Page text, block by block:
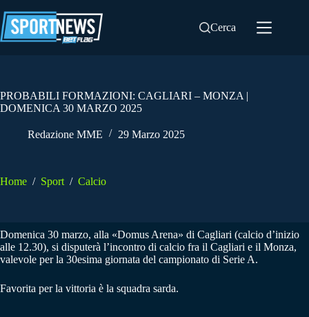
al
contenuto
Cerca
PROBABILI FORMAZIONI: CAGLIARI – MONZA |
DOMENICA 30 MARZO 2025
Redazione MME 29 Marzo 2025
Home / Sport / Calcio
Domenica 30 marzo, alla «Domus Arena» di Cagliari (calcio d’inizio
alle 12.30), si disputerà l’incontro di calcio fra il Cagliari e il Monza,
valevole per la 30esima giornata del campionato di Serie A.
Favorita per la vittoria è la squadra sarda.